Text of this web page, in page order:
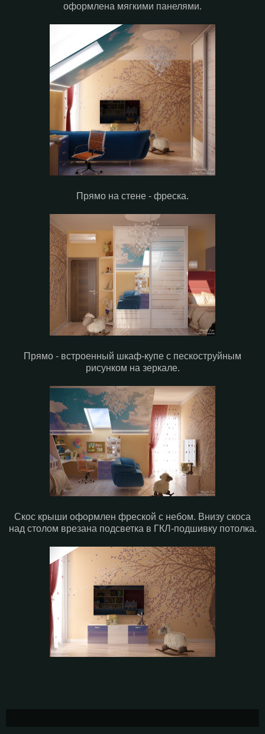
оформлена мягкими панелями.
Прямо на стене - фреска.
Прямо - встроенный шкаф-купе с пескоструйным
рисунком на зеркале.
Скос крыши оформлен фреской с небом. Внизу скоса
над столом врезана подсветка в ГКЛ-подшивку потолка.